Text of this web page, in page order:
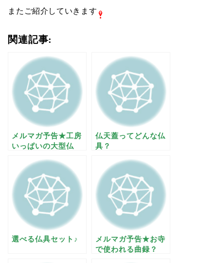
またご紹介していきます
関連記事:
メルマガ予告★工房
いっぱいの大型仏
仏天蓋ってどんな仏
具？
選べる仏具セット♪
メルマガ予告★お寺
で使われる曲録？